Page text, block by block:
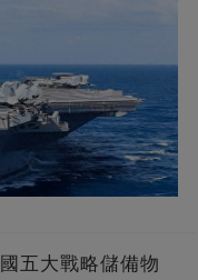
五大戰略儲備物